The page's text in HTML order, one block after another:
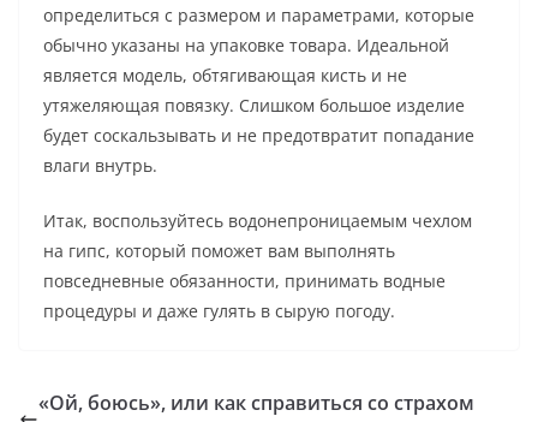
определиться с размером и параметрами, которые
обычно указаны на упаковке товара. Идеальной
является модель, обтягивающая кисть и не
утяжеляющая повязку. Слишком большое изделие
будет соскальзывать и не предотвратит попадание
влаги внутрь.
Итак, воспользуйтесь водонепроницаемым чехлом
на гипс, который поможет вам выполнять
повседневные обязанности, принимать водные
процедуры и даже гулять в сырую погоду.
«Ой, боюсь», или как справиться со страхом